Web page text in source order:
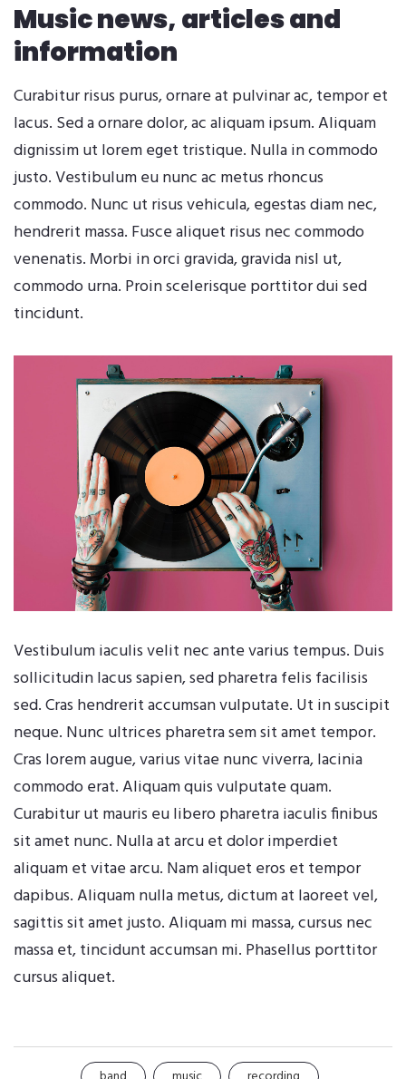
Music news, articles and
information
Curabitur risus purus, ornare at pulvinar ac, tempor et
lacus. Sed a ornare dolor, ac aliquam ipsum. Aliquam
dignissim ut lorem eget tristique. Nulla in commodo
justo. Vestibulum eu nunc ac metus rhoncus
commodo. Nunc ut risus vehicula, egestas diam nec,
hendrerit massa. Fusce aliquet risus nec commodo
venenatis. Morbi in orci gravida, gravida nisl ut,
commodo urna. Proin scelerisque porttitor dui sed
tincidunt.
Vestibulum iaculis velit nec ante varius tempus. Duis
sollicitudin lacus sapien, sed pharetra felis facilisis
sed. Cras hendrerit accumsan vulputate. Ut in suscipit
neque. Nunc ultrices pharetra sem sit amet tempor.
Cras lorem augue, varius vitae nunc viverra, lacinia
commodo erat. Aliquam quis vulputate quam.
Curabitur ut mauris eu libero pharetra iaculis finibus
sit amet nunc. Nulla at arcu et dolor imperdiet
aliquam et vitae arcu. Nam aliquet eros et tempor
dapibus. Aliquam nulla metus, dictum at laoreet vel,
sagittis sit amet justo. Aliquam mi massa, cursus nec
massa et, tincidunt accumsan mi. Phasellus porttitor
cursus aliquet.